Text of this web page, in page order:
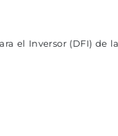
el Inversor (DFI) de